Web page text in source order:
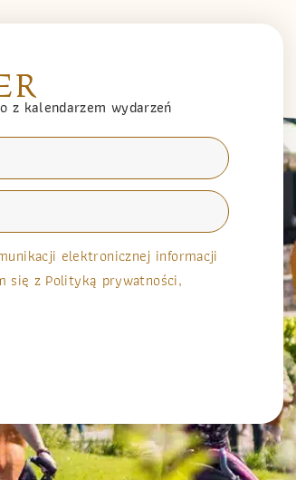
z kalendarzem wydarzeń
elektronicznej informacji
się z Polityką prywatności,